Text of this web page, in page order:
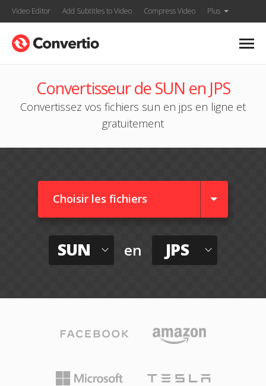
Video Editor Add Subtitles to Video Compress Video Plus
Convertisseur de SUN en JPS
Convertissez vos fichiers sun en jps en ligne et
gratuitement
Choisir les fichiers
SUN en JPS